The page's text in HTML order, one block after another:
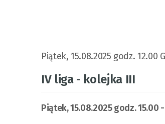
Piątek, 15.08.2025 godz. 12.00
IV liga - kolejka III
Piątek, 15.08.2025 godz. 15.00